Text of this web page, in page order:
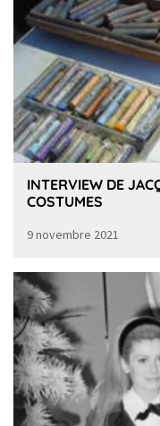
INTERVIEW DE
COSTUMES
9 novembre 2021